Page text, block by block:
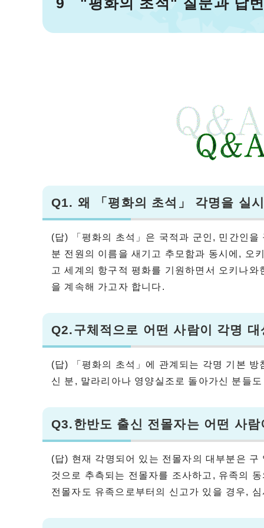
Q1. 왜 「평화의 초석」 각명을 실
(답) 「평화의 초석」은 국적과 군인, 민간인
분 전원의 이름을 새기고 추모함과 동시에, 오
고 세계의 항구적 평화를 기원하면서 오키나
을 계속해 가고자 합니다.
Q2.구체적으로 어떤 사람이 각명
(답) 「평화의 초석」에 관계되는 각명 기본
신 분, 말라리아나 영양실조로 돌아가신 분들
Q3.한반도 출신 전몰자는 어떤 사
(답) 현재 각명되어 있는 전몰자의 대부분은
것으로 추측되는 전몰자를 조사하고, 유족의
전몰자도 유족으로부터의 신고가 있을 경우,